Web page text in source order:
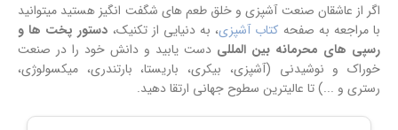
اگر از عاشقان صنعت آشپزی و خلق طعم های شگفت انگیز هستید میتوانید
با مراجعه به صفحه کتاب آشپزی، به دنیایی از تکنیک، دستور پخت ها و
رسپی های محرمانه بین المللی دست یابید و دانش خود را در صنعت
خوراک و نوشیدنی (آشپزی، بیکری، باریستا، بارتندری، میکسولوژی،
رستری و ...) تا عالیترین سطوح جهانی ارتقا دهید.